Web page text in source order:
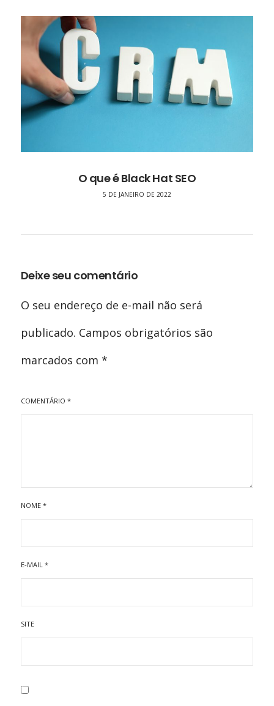
O que é Black Hat SEO
5 DE JANEIRO DE 2022
Deixe seu comentário
O seu endereço de e-mail não será
publicado. Campos obrigatórios são
marcados com *
COMENTÁRIO *
NOME *
E-MAIL *
SITE